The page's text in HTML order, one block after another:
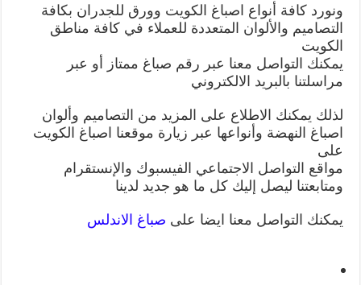
ونورد كافة أنواع اصباغ الكويت وورق للجدران بكافة
التصاميم والألوان المتعددة للعملاء في كافة مناطق
الكويت
يمكنك التواصل معنا عبر رقم صباغ ممتاز أو عبر
مراسلتنا بالبريد الالكتروني
لذلك يمكنك الاطلاع على المزيد من التصاميم وألوان
اصباغ النهضة وأنواعها عبر زيارة موقعنا اصباغ الكويت
على
مواقع التواصل الاجتماعي الفيسبوك والإنستقرام
ومتابعتنا ليصل إليك كل ما هو جديد لدينا
يمكنك التواصل معنا ايضا على صباغ الاندلس